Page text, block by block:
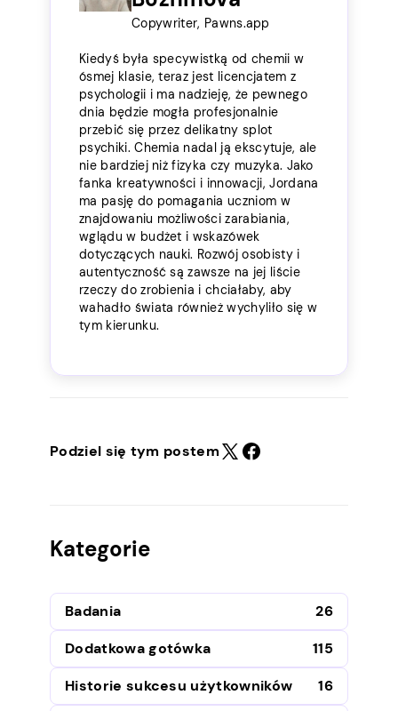
Copywriter, Pawns.app
Kiedyś była specywistką od chemii w
ósmej klasie, teraz jest licencjatem z
psychologii i ma nadzieję, że pewnego
dnia będzie mogła profesjonalnie
przebić się przez delikatny splot
psychiki. Chemia nadal ją ekscytuje, ale
nie bardziej niż fizyka czy muzyka. Jako
fanka kreatywności i innowacji, Jordana
ma pasję do pomagania uczniom w
znajdowaniu możliwości zarabiania,
wglądu w budżet i wskazówek
dotyczących nauki. Rozwój osobisty i
autentyczność są zawsze na jej liście
rzeczy do zrobienia i chciałaby, aby
wahadło świata również wychyliło się w
tym kierunku.
Podziel się tym postem
Kategorie
Badania
26
Dodatkowa gotówka
115
Historie sukcesu użytkowników
16